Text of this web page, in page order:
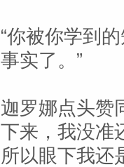
“你被你学到
事实了。”
迦罗娜点头赞
下来，我没准
所以眼下我还